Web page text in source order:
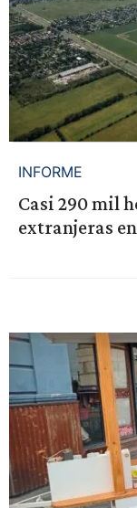
INFORME
Casi 290 mil
extranjeras